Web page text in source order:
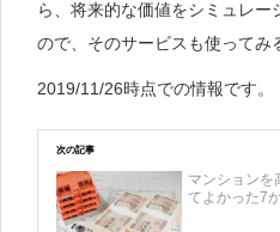
ら、将来的な価値をシミュレー
ので、そのサービスも使ってみ
2019/11/26時点での情報です。
次の記事
マンションを
てよかった7